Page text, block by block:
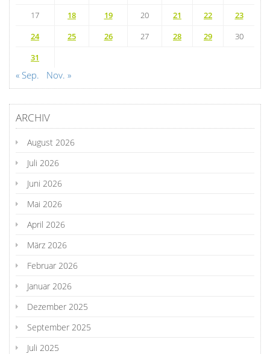
17 18 19 20 21 22
23
24
25 26 27 28 29
30
31
« Sep. Nov. »
ARCHIV
August 2026
Juli 2026
Juni 2026
Mai 2026
April 2026
März 2026
Februar 2026
Januar 2026
Dezember 2025
September 2025
Juli 2025